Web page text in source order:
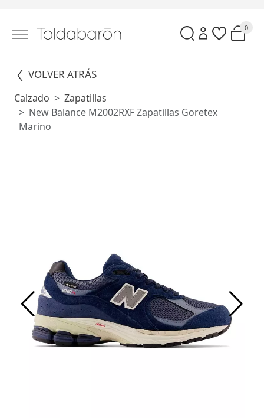
0
VOLVER ATRÁS
Calzado
Zapatillas
New Balance M2002RXF Zapatillas Goretex
Marino